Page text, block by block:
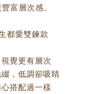
富層次感。
都愛雙鍊款
覺更有層次
，低調卻吸睛
搭配過一樣